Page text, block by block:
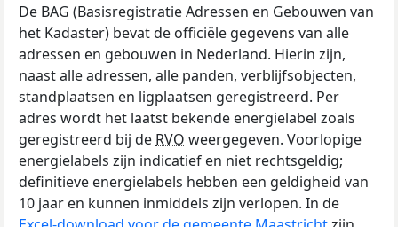
De BAG (Basisregistratie Adressen en Gebouwen van
het Kadaster) bevat de officiële gegevens van alle
adressen en gebouwen in Nederland. Hierin zijn,
naast alle adressen, alle panden, verblijfsobjecten,
standplaatsen en ligplaatsen geregistreerd. Per
adres wordt het laatst bekende energielabel zoals
geregistreerd bij de RVO weergegeven. Voorlopige
energielabels zijn indicatief en niet rechtsgeldig;
definitieve energielabels hebben een geldigheid van
10 jaar en kunnen inmiddels zijn verlopen. In de